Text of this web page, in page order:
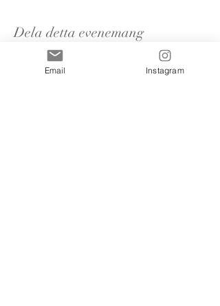
Dela detta evenemang
Email Instagram